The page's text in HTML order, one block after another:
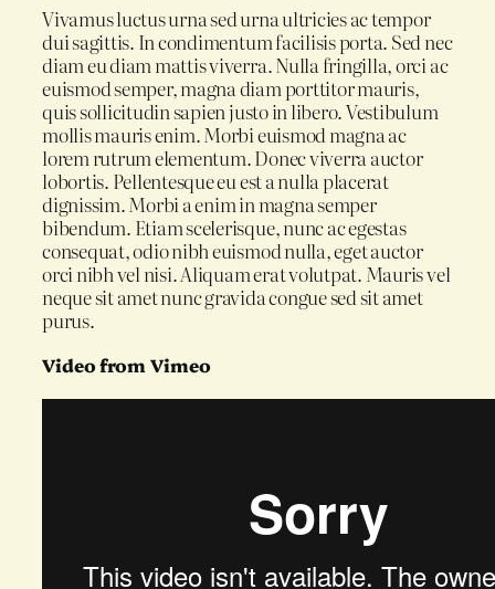
Vivamus luctus urna sed urna ultricies ac tempor
dui sagittis. In condimentum facilisis porta. Sed nec
diam eu diam mattis viverra. Nulla fringilla, orci ac
euismod semper, magna diam porttitor mauris,
quis sollicitudin sapien justo in libero. Vestibulum
mollis mauris enim. Morbi euismod magna ac
lorem rutrum elementum. Donec viverra auctor
lobortis. Pellentesque eu est a nulla placerat
dignissim. Morbi a enim in magna semper
bibendum. Etiam scelerisque, nunc ac egestas
consequat, odio nibh euismod nulla, eget auctor
orci nibh vel nisi. Aliquam erat volutpat. Mauris vel
neque sit amet nunc gravida congue sed sit amet
purus.
Video from Vimeo